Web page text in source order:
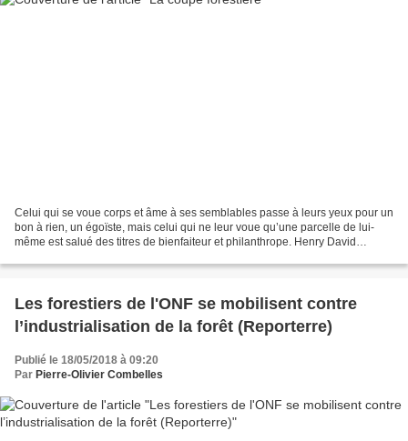
Celui qui se voue corps et âme à ses semblables passe à leurs yeux pour un
bon à rien, un égoïste, mais celui qui ne leur voue qu’une parcelle de lui-
même est salué des titres de bienfaiteur et philanthrope. Henry David
Les forestiers de l'ONF se mobilisent contre
l’industrialisation de la forêt (Reporterre)
Publié le 18/05/2018 à 09:20
Par Pierre-Olivier Combelles